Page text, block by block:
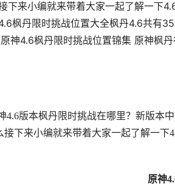
下来小编就来带着大家一起了解一下
枫丹限时挑战位置大全枫丹4.6共有
神4.6枫丹限时挑战位置锦集 原神枫丹
4.6版本枫丹限时挑战在哪里？新版本
接下来小编就来带着大家一起了解一
原神